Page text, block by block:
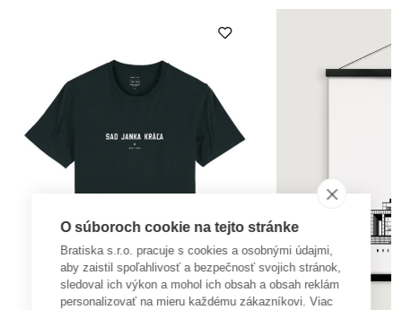
O súboroch cookie na tejto stránke
Bratiska s.r.o. pracuje s cookies a osobnými údajmi,
aby zaistil spoľahlivosť a bezpečnosť svojich stránok,
sledoval ich výkon a mohol ich obsah a obsah reklám
personalizovať na mieru každému zákazníkovi. Viac